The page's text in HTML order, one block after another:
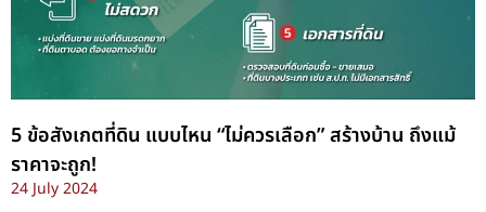
5 ข้อสังเกตที่ดิน แบบไหน “ไม่ควรเลือก” สร้างบ้าน ถึงแม้
ราคาจะถูก!
24 July 2024